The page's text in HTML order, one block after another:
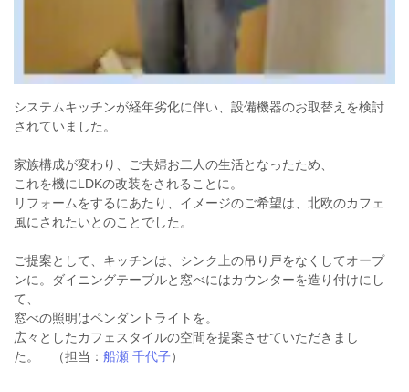
システムキッチンが経年劣化に伴い、設備機器のお取替えを検討
されていました。
家族構成が変わり、ご夫婦お二人の生活となったため、
これを機にLDKの改装をされることに。
リフォームをするにあたり、イメージのご希望は、北欧のカフェ
風にされたいとのことでした。
ご提案として、キッチンは、シンク上の吊り戸をなくしてオープ
ンに。
ダイニングテーブルと窓べにはカウンターを造り付けにし
て、
窓べの照明はペンダントライトを。
広々としたカフェスタイルの空間を提案させていただきまし
た。
（担当： 船瀬 千代子）